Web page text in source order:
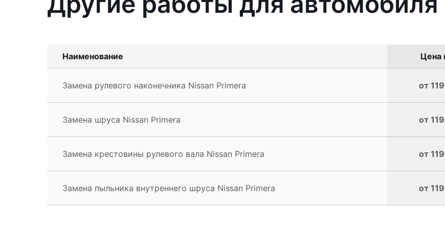
Наименование Цена
Замена рулевого наконечника Nissan Primera от
Замена шруса Nissan Primera от
Замена крестовины рулевого вала Nissan Primera от
Замена пыльника внутреннего шруса Nissan Primera от